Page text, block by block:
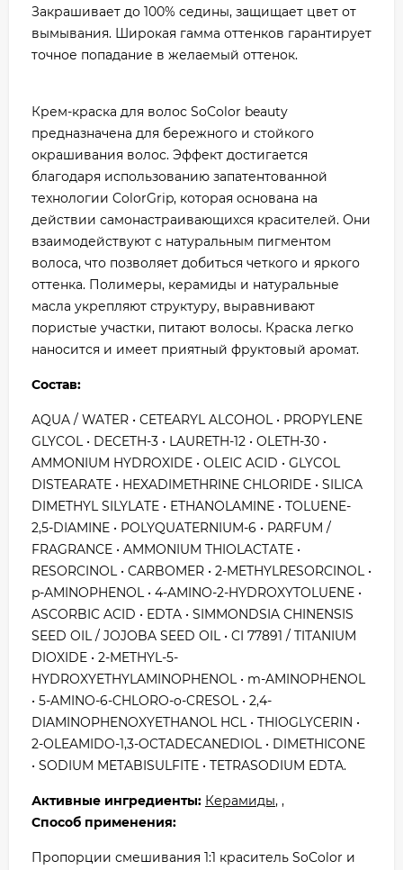
Закрашивает до 100% седины, защищает цвет от
вымывания. Широкая гамма оттенков гарантирует
точное попадание в желаемый оттенок.
Крем-краска для волос SoColor beauty
предназначена для бережного и стойкого
окрашивания волос. Эффект достигается
благодаря использованию запатентованной
технологии ColorGrip, которая основана на
действии самонастраивающихся красителей. Они
взаимодействуют с натуральным пигментом
волоса, что позволяет добиться четкого и яркого
оттенка. Полимеры, керамиды и натуральные
масла укрепляют структуру, выравнивают
пористые участки, питают волосы. Краска легко
наносится и имеет приятный фруктовый аромат.
Состав:
AQUA / WATER • CETEARYL ALCOHOL • PROPYLENE
GLYCOL • DECETH-3 • LAURETH-12 • OLETH-30 •
AMMONIUM HYDROXIDE • OLEIC ACID • GLYCOL
DISTEARATE • HEXADIMETHRINE CHLORIDE • SILICA
DIMETHYL SILYLATE • ETHANOLAMINE • TOLUENE-
2,5-DIAMINE • POLYQUATERNIUM-6 • PARFUM /
FRAGRANCE • AMMONIUM THIOLACTATE •
RESORCINOL • CARBOMER • 2-METHYLRESORCINOL •
p-AMINOPHENOL • 4-AMINO-2-HYDROXYTOLUENE •
ASCORBIC ACID • EDTA • SIMMONDSIA CHINENSIS
SEED OIL / JOJOBA SEED OIL • CI 77891 / TITANIUM
DIOXIDE • 2-METHYL-5-
HYDROXYETHYLAMINOPHENOL • m-AMINOPHENOL
• 5-AMINO-6-CHLORO-o-CRESOL • 2,4-
DIAMINOPHENOXYETHANOL HCL • THIOGLYCERIN •
2-OLEAMIDO-1,3-OCTADECANEDIOL • DIMETHICONE
• SODIUM METABISULFITE • TETRASODIUM EDTA.
Активные ингредиенты: Керамиды, ,
Способ применения:
Пропорции смешивания 1:1 краситель SoColor и